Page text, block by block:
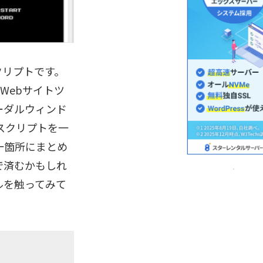
プトです。
サイトツ
ルウィンド
クリプトを一
所にまとめ
むかもしれ
触ってみて